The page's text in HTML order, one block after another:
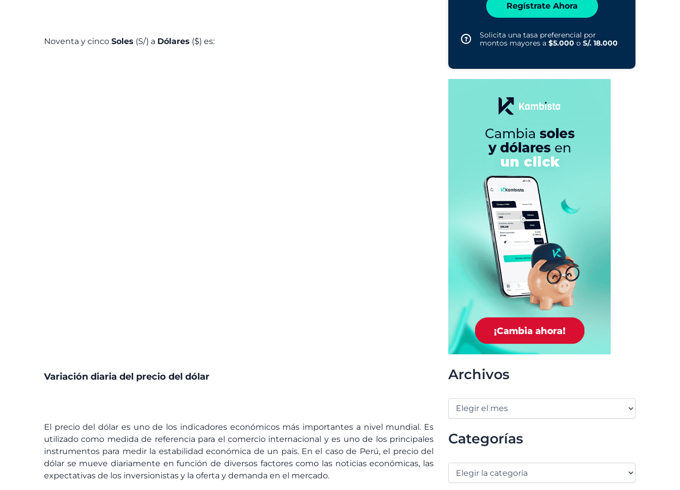
Noventa y cinco Soles (S/) a Dólares ($) es:
Variación diaria del precio del dólar
El precio del dólar es uno de los indicadores económicos más importantes a nivel mundial. Es
utilizado como medida de referencia para el comercio internacional y es uno de los principales
instrumentos para medir la estabilidad económica de un país. En el caso de Perú, el precio del
dólar se mueve diariamente en función de diversos factores como las noticias económicas, las
expectativas de los inversionistas y la oferta y demanda en el mercado.
Regístrate Ahora
Solicita una tasa preferencial por
montos mayores a $5.000 o S/. 18.000
Archivos
Categorías